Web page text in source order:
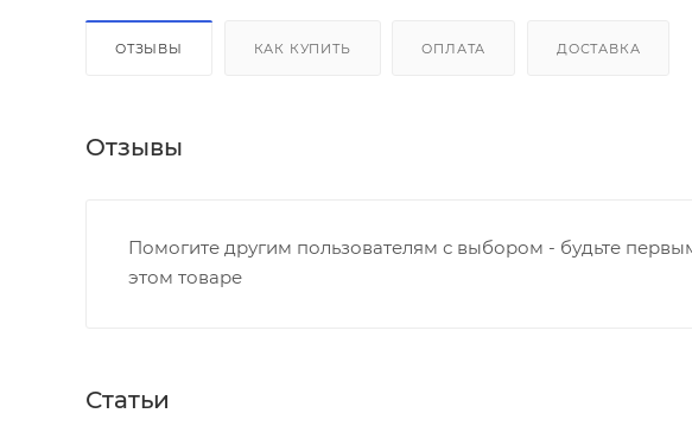
ОТЗЫВЫ КАК КУПИТЬ ОПЛАТА ДОСТАВКА
Отзывы
Помогите другим пользователям с выбором - будьте
этом товаре
Статьи